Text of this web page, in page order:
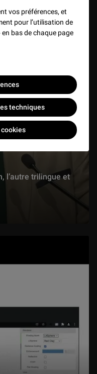
vos préférences, et
pour l’utilisation de
bas de chaque page
techniques
l’autre trilingue et